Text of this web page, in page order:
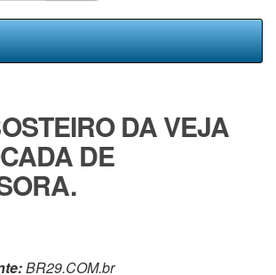
DA VEJA
DE
BR29.COM.br